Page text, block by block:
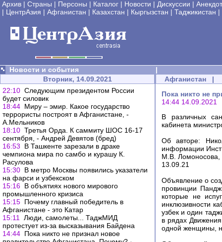
Архив | Страны | Персоны | Каталог | Новости | Дискуссии |
| ЦентрАзия | Афганистан | Казахстан | Кыргызстан | Таджикистан |
Новости и события
|
Вторник, 14.09.2021
22:10 Следующим президентом России
будет силовик
18:44 Миру – эмир. Какое государство
террористы построят в Афганистане, -
А.Мельников
18:10 Третья Орда. К саммиту ШОС 16-17
сентября, - Андрей Девятов (бред)
16:53
В Ташкенте зарезали в драке
чемпиона мира по самбо и курашу К.
Расулова
15:30 В метро Москвы появились указатели
на фарси и узбекском
15:16 В объятиях нового мирового
промышленного кризиса
15:15 Почему главный победитель в
Афганистане - это Катар
15:11
Люди, самолеты... ТаджМИД
протестует из-за высказывания Байдена
14:44 Пока никто не признал новое
Афганистан |
Пока никто не
14:44 14.09.2021
В различных
кабинета
Об авторе:
информации
М.В. Ломоносова,
13.09.21
Объявление о
провинции
которые не
инклюзивности
узбек и один
в рядах
одной женщины,